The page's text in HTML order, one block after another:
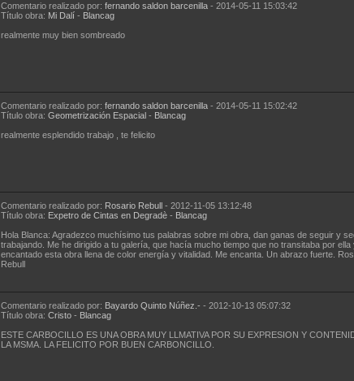
Comentario realizado por: fernando saldon barcenilla- 2014-05-11 15:03:42
Título obra: Mi Dalí- Blancag
realmente muy bien sombreado
Comentario realizado por: fernando saldon barcenilla- 2014-05-11 15:02:42
Título obra: Geometrización Espacial- Blancag
realmente esplendido trabajo , te felicito
Comentario realizado por: Rosario Rebull- 2012-11-05 13:12:48
Título obra: Expetro de Cintas en Degradè- Blancag
Hola Blanca: Agradezco muchísimo tus palabras sobre mi obra, dan ganas de seguir y
trabajando. Me he dirigido a tu galería, que hacía mucho tiempo que no transitaba por ella
encantado esta obra llena de color energía y vitalidad. Me encanta. Un abrazo fuerte.
Rebull
Comentario realizado por: Bayardo Quinto Núñez.- - 2012-10-13 05:07:32
Título obra: Cristo- Blancag
ESTE CARBOCILLO ES UNA OBRA MUY LLMATIVA POR SU EXPRESION Y
LA MSMA. LA FELICITO POR BUEN CARBONCILLO.